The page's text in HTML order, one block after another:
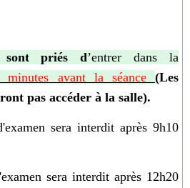
sont priés d’entrer dans la
minutes avant la séance(Les
pas accéder à la salle).
sera interdit après 9h10
sera interdit après 12h20